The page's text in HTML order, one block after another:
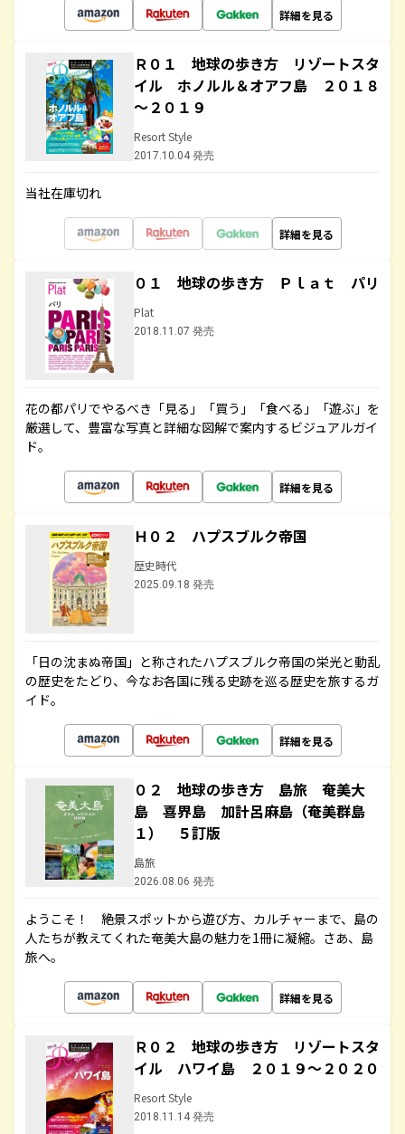
詳細を見る
Ｒ０１ 地球の歩き方 リゾートスタ
イル ホノルル＆オアフ島 ２０１８
～２０１９
Resort Style
2017.10.04 発売
当社在庫切れ
詳細を見る
０１ 地球の歩き方 Ｐｌａｔ パリ
Plat
2018.11.07 発売
花の都パリでやるべき「見る」「買う」「食べる」「遊ぶ」を
厳選して、豊富な写真と詳細な図解で案内するビジュアルガイ
ド。
詳細を見る
Ｈ０２ ハプスブルク帝国
歴史時代
2025.09.18 発売
「日の沈まぬ帝国」と称されたハプスブルク帝国の栄光と動乱
の歴史をたどり、今なお各国に残る史跡を巡る歴史を旅するガ
イド。
詳細を見る
０２ 地球の歩き方 島旅 奄美大
島 喜界島 加計呂麻島（奄美群島
１） ５訂版
島旅
2026.08.06 発売
ようこそ！ 絶景スポットから遊び方、カルチャーまで、島の
人たちが教えてくれた奄美大島の魅力を1冊に凝縮。さあ、島
旅へ。
詳細を見る
Ｒ０２ 地球の歩き方 リゾートスタ
イル ハワイ島 ２０１９～２０２０
Resort Style
2018.11.14 発売